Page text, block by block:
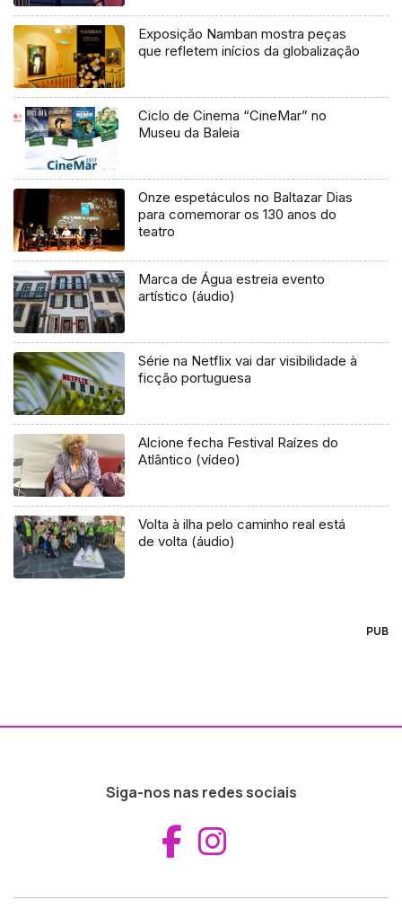
Exposição Namban mostra peças
que refletem inícios da globalização
Ciclo de Cinema “CineMar” no
Museu da Baleia
Onze espetáculos no Baltazar Dias
para comemorar os 130 anos do
teatro
Marca de Água estreia evento
artístico (áudio)
Série na Netflix vai dar visibilidade à
ficção portuguesa
Alcione fecha Festival Raízes do
Atlântico (vídeo)
Volta à ilha pelo caminho real está
de volta (áudio)
PUB
Siga-nos nas redes sociais
Aceder ao